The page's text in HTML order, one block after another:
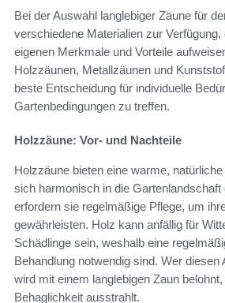
Bei der Auswahl langlebiger Zäune für
verschiedene Materialien zur Verfügung,
eigenen Merkmale und Vorteile
Holzzäunen, Metallzäunen und
beste Entscheidung für individuelle
Gartenbedingungen zu treffen.
Holzzäune: Vor- und Nachteile
Holzzäune bieten eine warme,
sich harmonisch in die Gartenlandschaft
erfordern sie regelmäßige Pflege, um
gewährleisten. Holz kann anfällig für
Schädlinge sein, weshalb eine
Behandlung notwendig sind. Wer diesen
wird mit einem langlebigen Zaun
Behaglichkeit ausstrahlt.